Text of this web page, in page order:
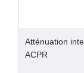
Atténuation
ACPR